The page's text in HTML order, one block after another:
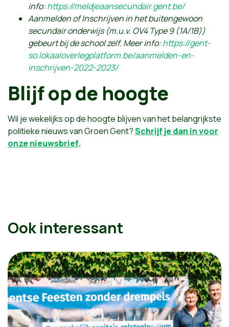
info:https://meldjeaansecundair.gent.be/
Aanmelden of Inschrijven in het buitengewoon
secundair onderwijs (m.u.v. OV4 Type 9 (1A/1B))
gebeurt bij de school zelf. Meer info:https://gent-
so.lokaaloverlegplatform.be/aanmelden-en-
inschrijven-2022-2023/
Blijf op de hoogte
Wil je wekelijks op de hoogte blijven van het belangrijkste
politieke nieuws van Groen Gent?Schrijf je dan in voor
onze nieuwsbrief.
Ook interessant